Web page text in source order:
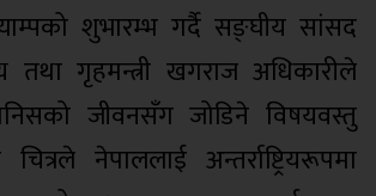
शुभारम्भ गर्दै सङ्घीय सांसद
तथा गृहमन्त्री खगराज अधिकारीले
जीवनसँग जोडिने विषयवस्तु
नेपाललाई अन्तर्राष्ट्रियरूपमा